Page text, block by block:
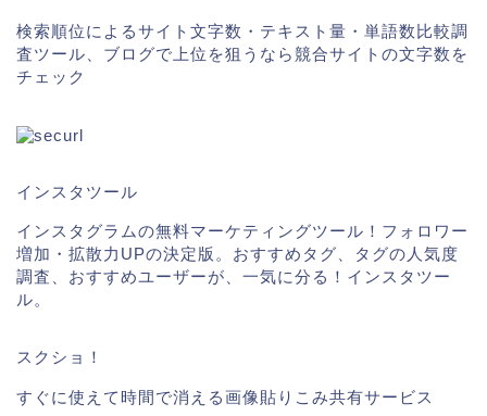
検索順位によるサイト文字数・テキスト量・単語数比較調
査ツール、ブログで上位を狙うなら競合サイトの文字数を
チェック
インスタツール
インスタグラムの無料マーケティングツール！フォロワー
増加・拡散力UPの決定版。おすすめタグ、タグの人気度
調査、おすすめユーザーが、一気に分る！インスタツー
ル。
スクショ！
すぐに使えて時間で消える画像貼りこみ共有サービス